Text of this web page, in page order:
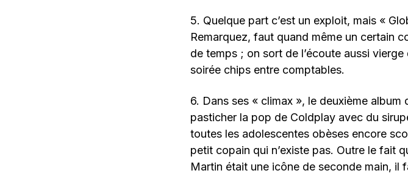
5. Quelque part c’est un exploit, mais «
Remarquez, faut quand même un certain
de temps ; on sort de l’écoute aussi
soirée chips entre comptables.
6. Dans ses « climax », le deuxième
pasticher la pop de Coldplay avec du
toutes les adolescentes obèses encore
petit copain qui n’existe pas. Outre le fait
Martin était une icône de seconde main,